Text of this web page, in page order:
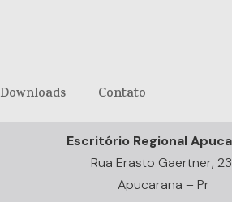
Downloads Contato
Escritório Regional
Rua Erasto Gaertner,
Apucarana – Pr